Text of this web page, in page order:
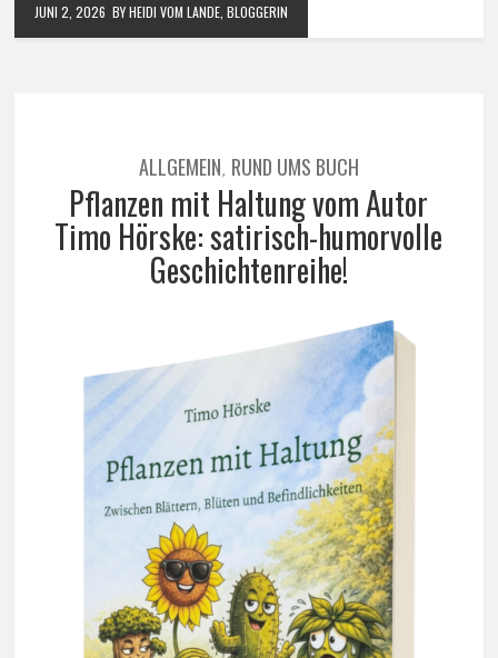
JUNI 2, 2026 BY HEIDI VOM LANDE, BLOGGERIN
ALLGEMEIN, RUND UMS BUCH
Pflanzen mit Haltung vom Autor
Timo Hörske: satirisch-humorvolle
Geschichtenreihe!